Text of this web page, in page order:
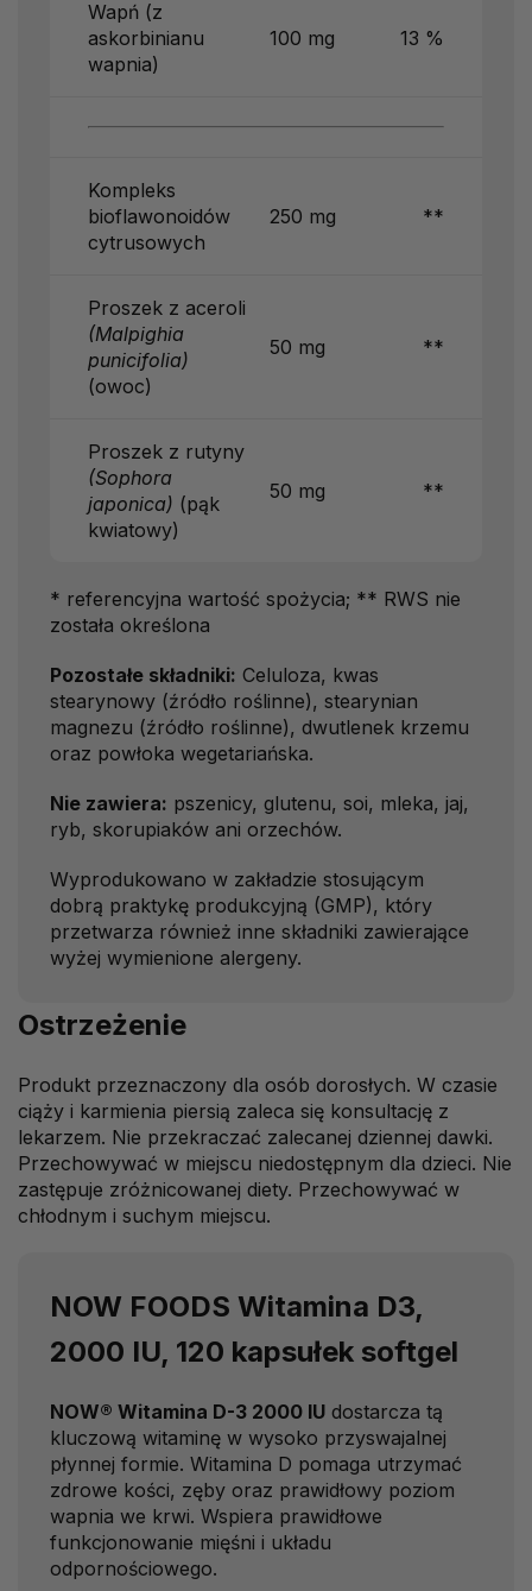
Wapń (z
askorbinianu
wapnia)
100 mg 13 %
Kompleks
bioflawonoidów
cytrusowych
250 mg **
Proszek z aceroli
(Malpighia
punicifolia)
(owoc)
50 mg **
Proszek z rutyny
(Sophora
japonica) (pąk
kwiatowy)
50 mg **
* referencyjna wartość spożycia; ** RWS nie
została określona
Pozostałe składniki: Celuloza, kwas
stearynowy (źródło roślinne), stearynian
magnezu (źródło roślinne), dwutlenek krzemu
oraz powłoka wegetariańska.
Nie zawiera: pszenicy, glutenu, soi, mleka, jaj,
ryb, skorupiaków ani orzechów.
Wyprodukowano w zakładzie stosującym
dobrą praktykę produkcyjną (GMP), który
przetwarza również inne składniki zawierające
wyżej wymienione alergeny.
Ostrzeżenie
Produkt przeznaczony dla osób dorosłych. W czasie
ciąży i karmienia piersią zaleca się konsultację z
lekarzem. Nie przekraczać zalecanej dziennej dawki.
Przechowywać w miejscu niedostępnym dla dzieci. Nie
zastępuje zróżnicowanej diety. Przechowywać w
chłodnym i suchym miejscu.
NOW FOODS Witamina D3,
2000 IU, 120 kapsułek softgel
NOW® Witamina D-3 2000 IU dostarcza tą
kluczową witaminę w wysoko przyswajalnej
płynnej formie. Witamina D pomaga utrzymać
zdrowe kości, zęby oraz prawidłowy poziom
wapnia we krwi. Wspiera prawidłowe
funkcjonowanie mięśni i układu
odpornościowego.